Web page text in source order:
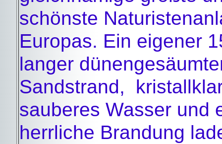
schönste
Europas. Ein eigener
langer
Sandstrand,
sauberes Wasser und
herrliche Brandung